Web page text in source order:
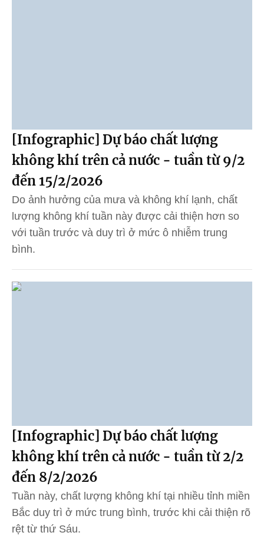
[Infographic] Dự báo chất lượng
không khí trên cả nước - tuần từ 9/2
đến 15/2/2026
Do ảnh hưởng của mưa và không khí lạnh, chất
lượng không khí tuần này được cải thiện hơn so
với tuần trước và duy trì ở mức ô nhiễm trung
bình.
[Infographic] Dự báo chất lượng
không khí trên cả nước - tuần từ 2/2
đến 8/2/2026
Tuần này, chất lượng không khí tại nhiều tỉnh miền
Bắc duy trì ở mức trung bình, trước khi cải thiện rõ
rệt từ thứ Sáu.